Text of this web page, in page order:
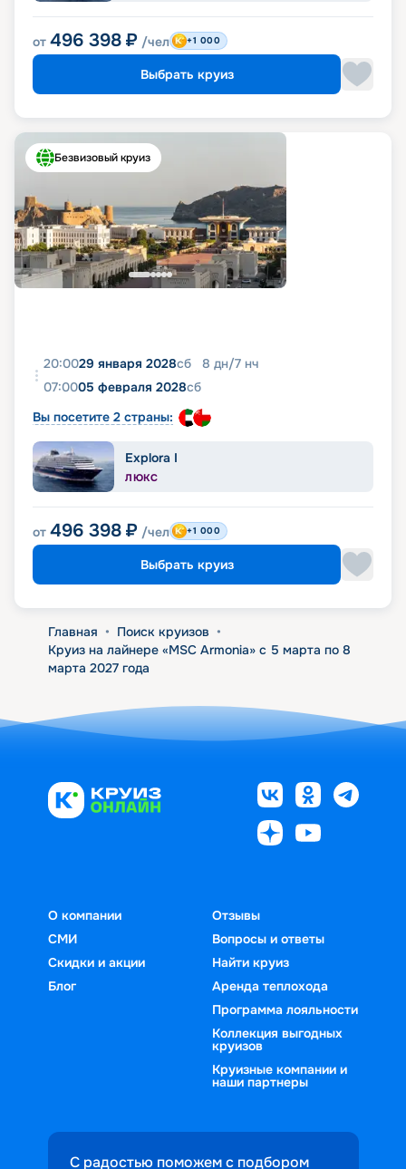
от 496 398 ₽ /чел +1 000
Выбрать круиз
Безвизовый круиз
20:0029 января 2028сб 8 дн/7 нч
07:0005 февраля 2028сб
Вы посетите 2 страны:
Explora I
ЛЮКС
от 496 398 ₽ /чел +1 000
Выбрать круиз
Главная • Поиск круизов •
Круиз на лайнере «MSC Armonia» с 5 марта по 8
марта 2027 года
О компании
СМИ
Скидки и акции
Блог
Отзывы
Вопросы и ответы
Найти круиз
Аренда теплохода
Программа лояльности
Коллекция выгодных
круизов
Круизные компании и
наши партнеры
С радостью поможем с подбором